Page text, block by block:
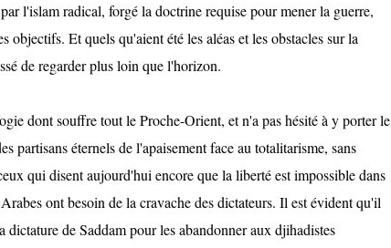
l'islam radical, forgé la doctrine requise pour mener la guerre,
objectifs. Et quels qu'aient été les aléas et les obstacles sur la
de regarder plus loin que l'horizon.
dont souffre tout le Proche-Orient, et n'a pas hésité à y porter le
partisans éternels de l'apaisement face au totalitarisme, sans
qui disent aujourd'hui encore que la liberté est impossible dans
ont besoin de la cravache des dictateurs. Il est évident qu'il
dictature de Saddam pour les abandonner aux djihadistes